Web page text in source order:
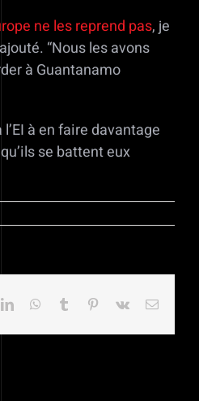
ne les reprend pas, je
“Nous les avons
à Guantanamo
à en faire davantage
se battent eux
LinkedInWhatsApp
Tumblr Pinterest
Vk Email